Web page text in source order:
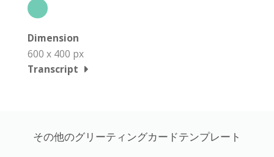
Dimension
600 x 400 px
Transcript
その他のグリーティングカードテンプレート